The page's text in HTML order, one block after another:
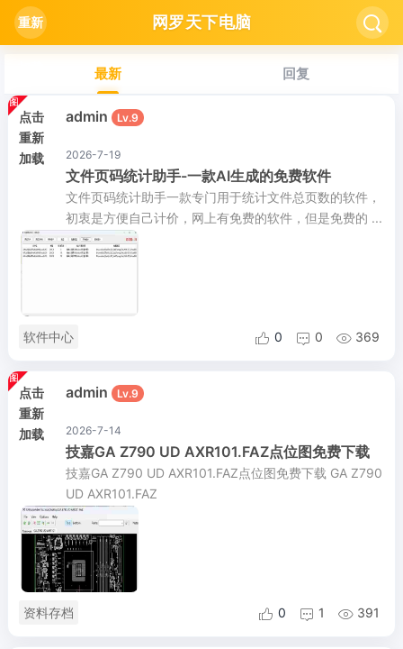
重新 网罗天下电脑 
最新 回复
点击
重新
加载
admin Lv.9
2026-7-19
文件页码统计助手-一款AI生成的免费软件
文件页码统计助手一款专门用于统计文件总页数的软件，
初衷是方便自己计价，网上有免费的软件，但是免费的 ...
软件中心  0  0  369
点击
重新
加载
admin Lv.9
2026-7-14
技嘉GA Z790 UD AXR101.FAZ点位图免费下载
技嘉GA Z790 UD AXR101.FAZ点位图免费下载 GA Z790
UD AXR101.FAZ
资料存档  0  1  391